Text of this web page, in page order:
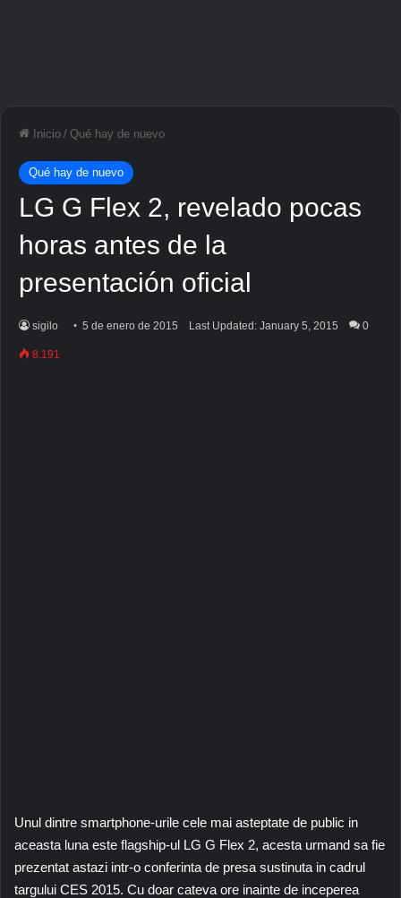
Inicio / Qué hay de nuevo
Qué hay de nuevo
LG G Flex 2, revelado pocas
horas antes de la
presentación oficial
sigilo 5 de enero de 2015 Last Updated: January 5, 2015 0
8.191
Unul dintre smartphone-urile cele mai asteptate de public in
aceasta luna este flagship-ul LG G Flex 2, acesta urmand sa fie
prezentat astazi intr-o conferinta de presa sustinuta in cadrul
targului CES 2015. Cu doar cateva ore inainte de inceperea